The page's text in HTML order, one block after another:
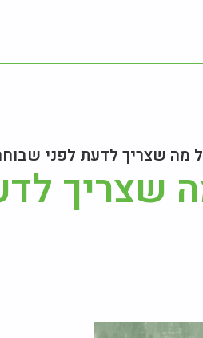
מה שצריך לדעת לפני
שצריך